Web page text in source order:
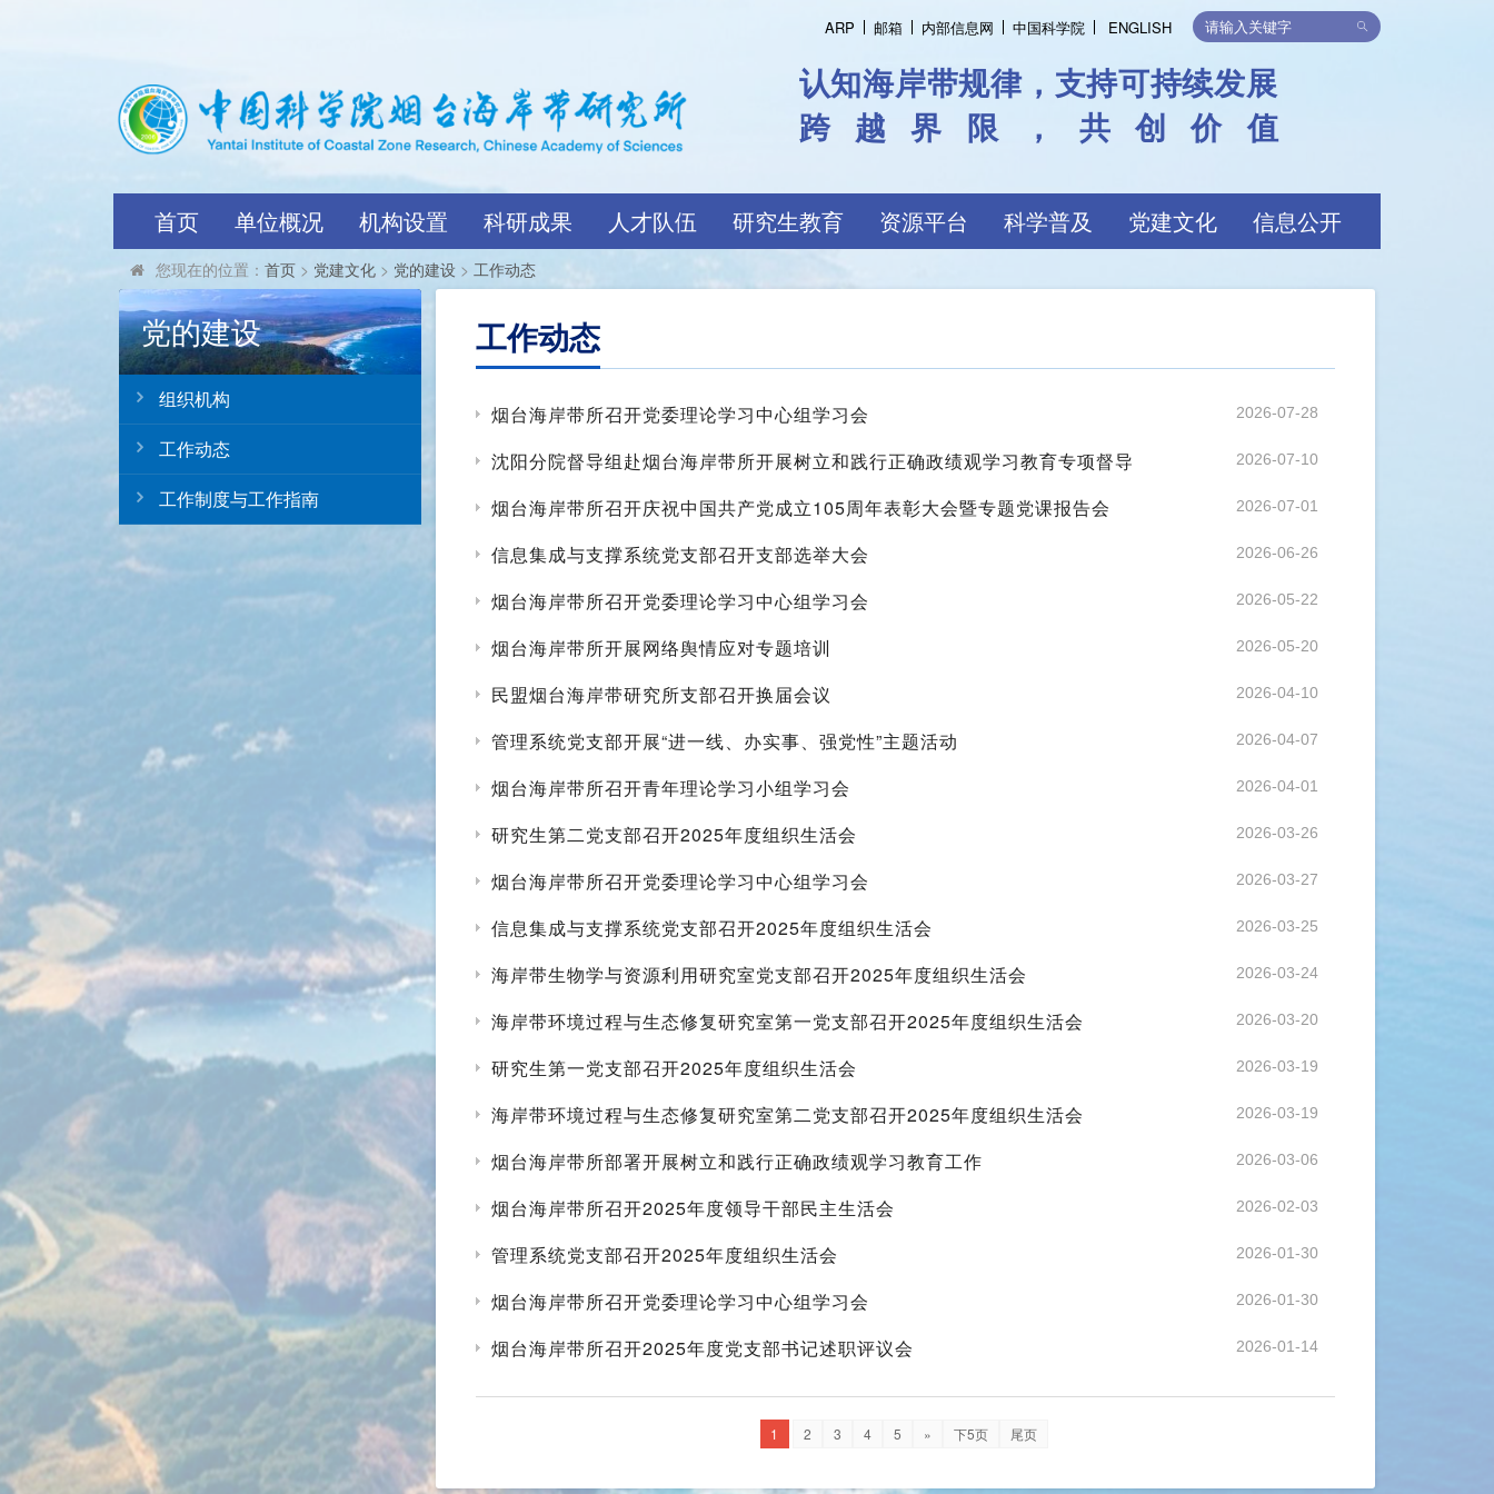
ARP 邮箱 内部信息网 中国科学院 ENGLISH
认知海岸带规律，支持可持续发展
跨越界限，共创价值
首页 单位概况 机构设置 科研成果 人才队伍 研究生教育 资源平台 科学普及 党建文化 信息公开
您现在的位置： 首页 > 党建文化 > 党的建设 > 工作动态
党的建设
组织机构
工作动态
工作制度与工作指南
工作动态
2026-07-28
烟台海岸带所召开党委理论学习中心组学习会
2026-07-10
沈阳分院督导组赴烟台海岸带所开展树立和践行正确政绩观学习教育专项督导
2026-07-01
烟台海岸带所召开庆祝中国共产党成立105周年表彰大会暨专题党课报告会
2026-06-26
信息集成与支撑系统党支部召开支部选举大会
2026-05-22
烟台海岸带所召开党委理论学习中心组学习会
2026-05-20
烟台海岸带所开展网络舆情应对专题培训
2026-04-10
民盟烟台海岸带研究所支部召开换届会议
2026-04-07
管理系统党支部开展“进一线、办实事、强党性”主题活动
2026-04-01
烟台海岸带所召开青年理论学习小组学习会
2026-03-26
研究生第二党支部召开2025年度组织生活会
2026-03-27
烟台海岸带所召开党委理论学习中心组学习会
2026-03-25
信息集成与支撑系统党支部召开2025年度组织生活会
2026-03-24
海岸带生物学与资源利用研究室党支部召开2025年度组织生活会
2026-03-20
海岸带环境过程与生态修复研究室第一党支部召开2025年度组织生活会
2026-03-19
研究生第一党支部召开2025年度组织生活会
2026-03-19
海岸带环境过程与生态修复研究室第二党支部召开2025年度组织生活会
2026-03-06
烟台海岸带所部署开展树立和践行正确政绩观学习教育工作
2026-02-03
烟台海岸带所召开2025年度领导干部民主生活会
2026-01-30
管理系统党支部召开2025年度组织生活会
2026-01-30
烟台海岸带所召开党委理论学习中心组学习会
2026-01-14
烟台海岸带所召开2025年度党支部书记述职评议会
1 2 3 4 5 » 下5页 尾页